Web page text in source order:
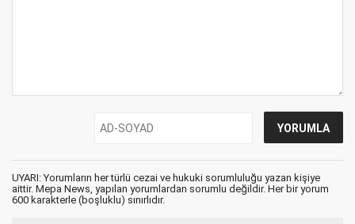
UYARI: Yorumların her türlü cezai ve hukuki sorumluluğu yazan kişiye
aittir. Mepa News, yapılan yorumlardan sorumlu değildir. Her bir yorum
600 karakterle (boşluklu) sınırlıdır.